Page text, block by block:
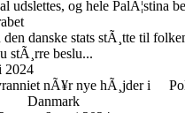
og hele PalÃ¦stina
danske stats stÃ¸tte til
stÃ¸rre beslu...
2024
nÃ¥r nye hÃ¸jder i
Danmark